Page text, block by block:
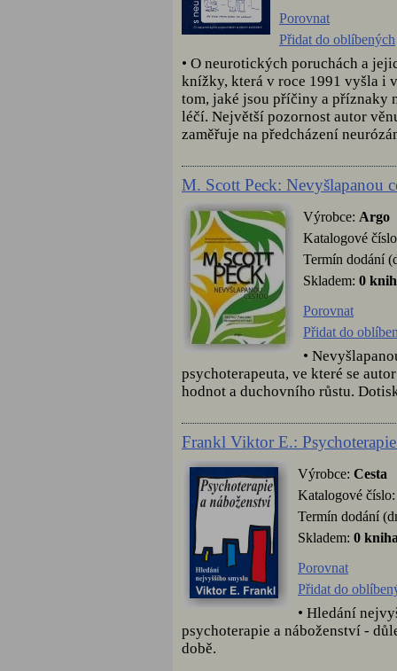
Porovnat
Přidat do oblíbených
• O neurotických poruchách a
knížky, která v roce 1991 vyšla i
tom, jaké jsou příčiny a příznaky
léčí. Největší pozornost autor
zaměřuje na předcházení
M. Scott Peck: Nevyšlapanou
Výrobce: Argo
Katalogové
Termín dodání
Skladem: 0
Porovnat
Přidat do
•
psychoterapeuta, ve které se
hodnot a duchovního růstu.
Frankl Viktor E.:
Výrobce: Cesta
Katalogové
Termín dodání
Skladem: 0
Porovnat
Přidat do
• Hledání
psychoterapie a náboženství -
době.